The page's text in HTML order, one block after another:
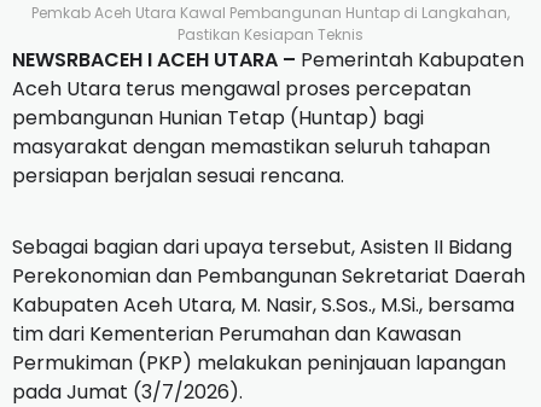
Pemkab Aceh Utara Kawal Pembangunan Huntap di Langkahan,
Pastikan Kesiapan Teknis
NEWSRBACEH I ACEH UTARA – Pemerintah Kabupaten
Aceh Utara terus mengawal proses percepatan
pembangunan Hunian Tetap (Huntap) bagi
masyarakat dengan memastikan seluruh tahapan
persiapan berjalan sesuai rencana.
Sebagai bagian dari upaya tersebut, Asisten II Bidang
Perekonomian dan Pembangunan Sekretariat Daerah
Kabupaten Aceh Utara, M. Nasir, S.Sos., M.Si., bersama
tim dari Kementerian Perumahan dan Kawasan
Permukiman (PKP) melakukan peninjauan lapangan
pada Jumat (3/7/2026).